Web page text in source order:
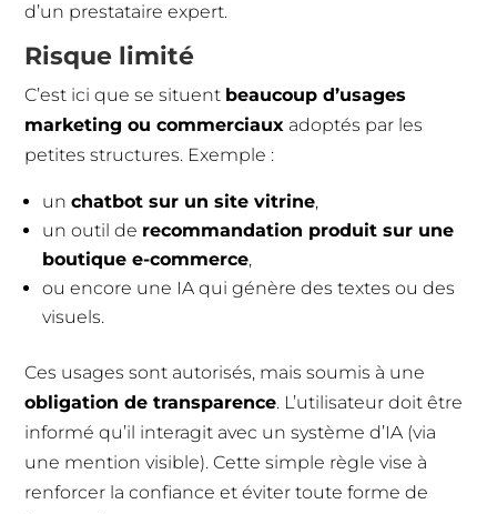
d’un prestataire expert.
Risque limité
C’est ici que se situent beaucoup d’usages
marketing ou commerciaux adoptés par les
petites structures. Exemple :
unchatbot sur un site vitrine,
un outil de recommandation produit sur une
boutique e-commerce,
ou encore une IA qui génère des textes ou des
visuels.
Ces usages sont autorisés, mais soumis à une
obligation de transparence. L’utilisateur doit être
informé qu’il interagit avec un système d’IA (via
une mention visible). Cette simple règle vise à
renforcer la confiance et éviter toute forme de